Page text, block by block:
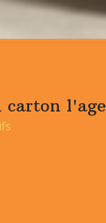
carton